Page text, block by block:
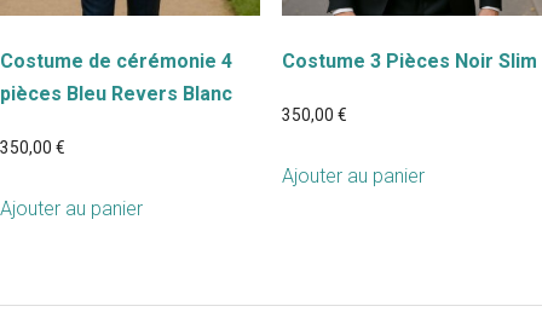
Costume de cérémonie 4
pièces Bleu Revers Blanc
350,00 €
Ajouter au panier
Costume 3 Pièces Noir Slim
350,00 €
Ajouter au panier